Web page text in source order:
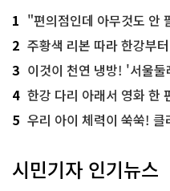
1 "편의점인데 아무것도 안 팔아요
2 주황색 리본 따라 한강부터 메
3 이것이 천연 냉방! '서울
4 한강 다리 아래서 영화 한
5 우리 아이 체력이 쑥쑥! 클
시민기자 인기뉴스